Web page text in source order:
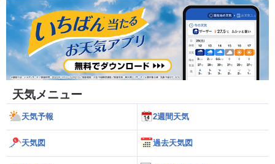
天気メニュー
天気予報 2週間天気
天気図 過去天気図